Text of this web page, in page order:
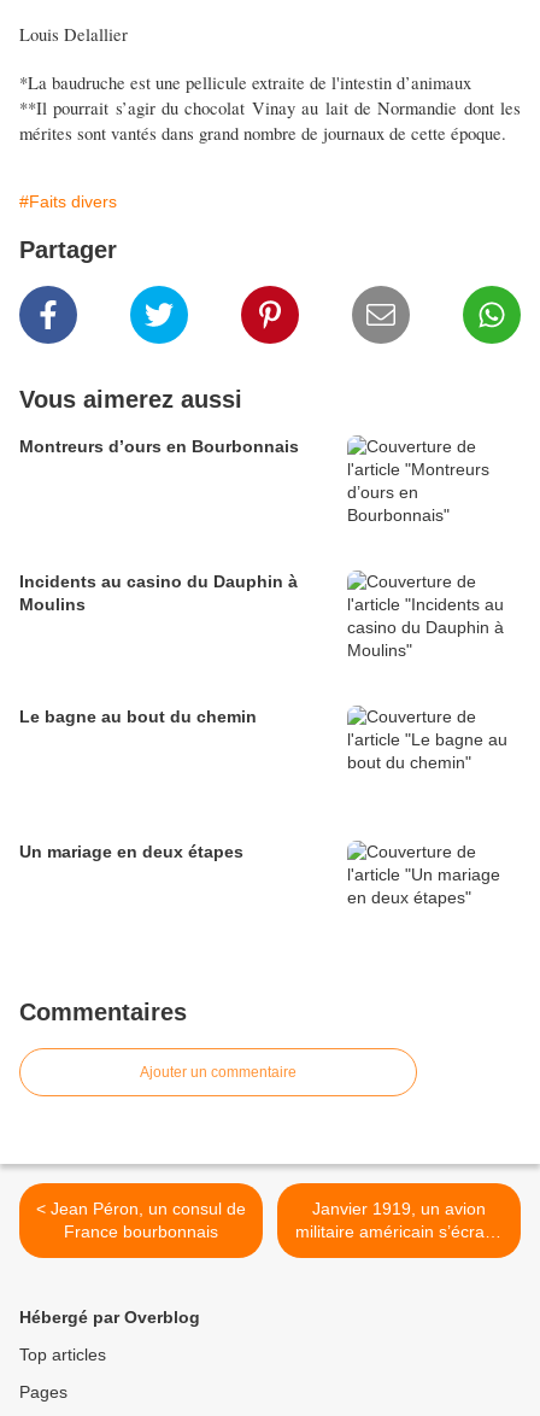
Louis Delallier
*La baudruche est une pellicule extraite de l'intestin d’animaux
**Il pourrait s’agir du chocolat Vinay au lait de Normandie dont les
mérites sont vantés dans grand nombre de journaux de cette époque.
#Faits divers
Partager
Vous aimerez aussi
Montreurs d’ours en Bourbonnais
Incidents au casino du Dauphin à
Moulins
Le bagne au bout du chemin
Un mariage en deux étapes
Commentaires
Ajouter un commentaire
< Jean Péron, un consul de
France bourbonnais
Janvier 1919, un avion
militaire américain s’écrase
route de Montilly >
Hébergé par Overblog
Top articles
Pages